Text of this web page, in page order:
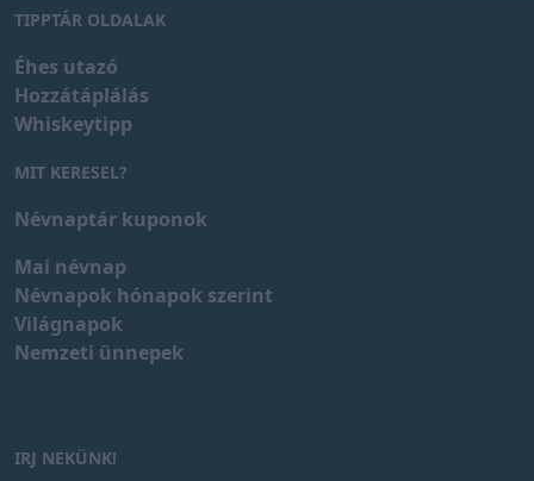
TIPPTÁR OLDALAK
Éhes utazó
Hozzátáplálás
Whiskeytipp
MIT KERESEL?
Névnaptár kuponok
Mai névnap
Névnapok hónapok szerint
Világnapok
Nemzeti ünnepek
IRJ NEKÜNK!